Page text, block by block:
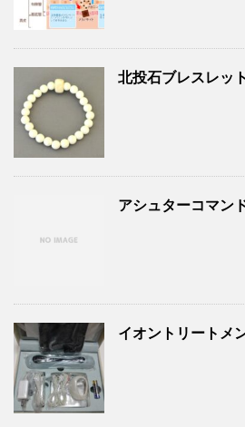
北投石ブレスレッ
アシュターコマン
イオントリートメ